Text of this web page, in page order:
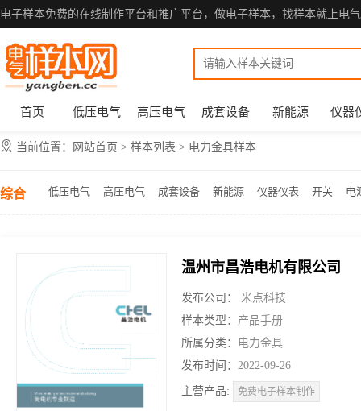
电子样本免费的在线制作平台和推广平台，做电子样本，找样本就上电
首页 低压电气 高压电气 成套设备 新能源 仪器
当前位置： 网站首页 > 样本列表 > 电力金具样本
综合 低压电气 高压电气 成套设备 新能源 仪器仪表 开关 电
温州市昌浩电机有限公司
发布公司： 米点科技
样本类型： 产品手册
所属分类： 电力金具
发布时间： 2022-09-26
主营产品: 免费电子样本制作